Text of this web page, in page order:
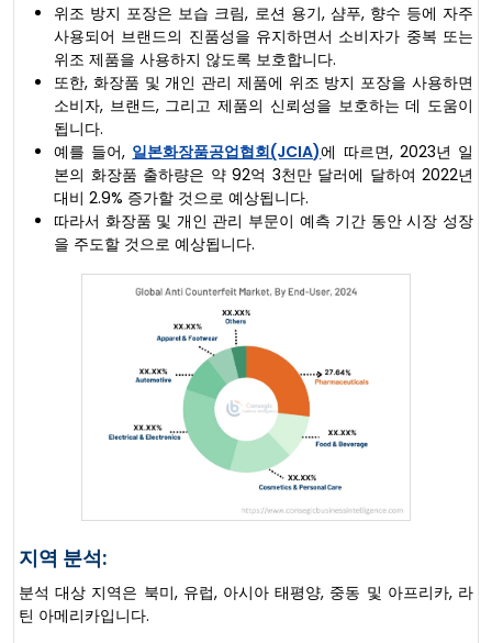
위조 방지 포장은 보습 크림, 로션 용기, 샴푸, 향수 등에 자주
사용되어 브랜드의 진품성을 유지하면서 소비자가 중복 또는
위조 제품을 사용하지 않도록 보호합니다.
또한, 화장품 및 개인 관리 제품에 위조 방지 포장을 사용하면
소비자, 브랜드, 그리고 제품의 신뢰성을 보호하는 데 도움이
됩니다.
예를 들어, 일본화장품공업협회(JCIA)에 따르면, 2023년 일
본의 화장품 출하량은 약 92억 3천만 달러에 달하여 2022년
대비 2.9% 증가할 것으로 예상됩니다.
따라서 화장품 및 개인 관리 부문이 예측 기간 동안 시장 성장
을 주도할 것으로 예상됩니다.
지역 분석:
분석 대상 지역은 북미, 유럽, 아시아 태평양, 중동 및 아프리카, 라
틴 아메리카입니다.